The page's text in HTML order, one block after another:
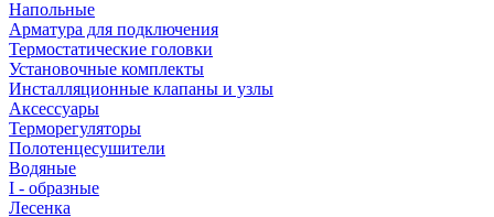
Напольные
Арматура для подключения
Термостатические головки
Установочные комплекты
Инсталляционные клапаны и узлы
Аксессуары
Терморегуляторы
Полотенцесушители
Водяные
I - образные
Лесенка